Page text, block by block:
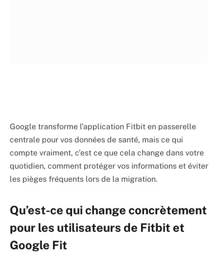
Google transforme l’application Fitbit en passerelle
centrale pour vos données de santé, mais ce qui
compte vraiment, c’est ce que cela change dans votre
quotidien, comment protéger vos informations et éviter
les pièges fréquents lors de la migration.
Qu’est-ce qui change concrètement
pour les utilisateurs de Fitbit et
Google Fit